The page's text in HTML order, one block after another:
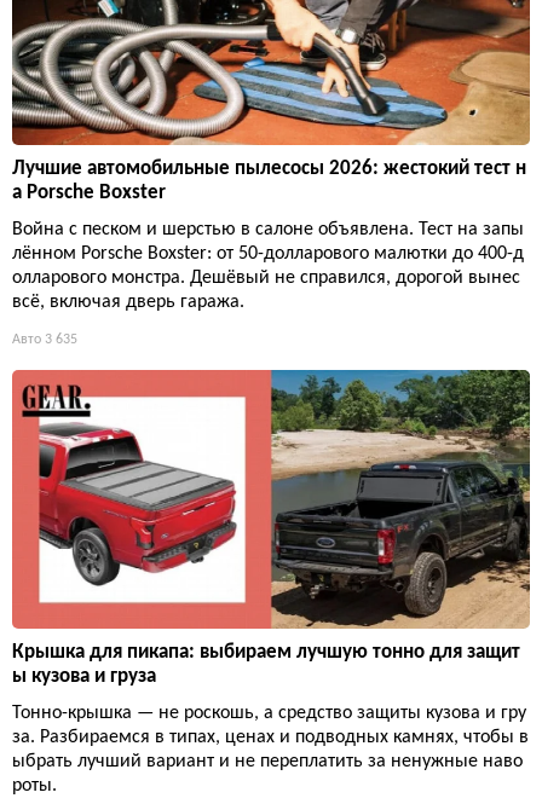
Лучшие автомобильные пылесосы 2026: жестокий тест н
а Porsche Boxster
Война с песком и шерстью в салоне объявлена. Тест на запы
лённом Porsche Boxster: от 50-долларового малютки до 400-д
олларового монстра. Дешёвый не справился, дорогой вынес
всё, включая дверь гаража.
Авто 3 635
Крышка для пикапа: выбираем лучшую тонно для защит
ы кузова и груза
Тонно-крышка — не роскошь, а средство защиты кузова и гру
за. Разбираемся в типах, ценах и подводных камнях, чтобы в
ыбрать лучший вариант и не переплатить за ненужные наво
роты.